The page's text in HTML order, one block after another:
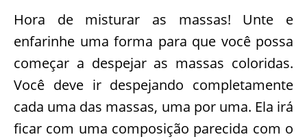
Hora de misturar as massas! Unte e
enfarinhe uma forma para que você possa
começar a despejar as massas coloridas.
Você deve ir despejando completamente
cada uma das massas, uma por uma. Ela irá
ficar com uma composição parecida com o